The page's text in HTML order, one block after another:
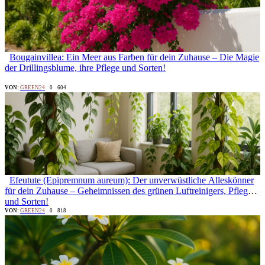
Bougainvillea: Ein Meer aus Farben für dein Zuhause – Die Magie
der Drillingsblume, ihre Pflege und Sorten!
VON: GREEN24 0 604
Efeutute (Epipremnum aureum): Der unverwüstliche Alleskönner
für dein Zuhause – Geheimnissen des grünen Luftreinigers, Pflege
und Sorten!
VON: GREEN24 0 818